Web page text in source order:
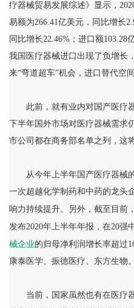
疗器械贸易发展综述》显示，
易额为266.41亿美元，同比增长
同比增长22.46%；进口额103.28
我国医疗器械进口出现了负增长
来“弯道超车”机会，进口替代空间
此前，就有业内对国产医疗器
下半年国外市场对医疗器械需求
市公司都在商务部名单之列，这
从今年上半年国产医疗器械
一次超越化学制药和中药的龙头
响力持续提升。另外，截至目前
发布2020年上半年年报，在20强
械企业的归母净利润增长率超过
康泰医学、振德医疗、东方生物。
当前，国家虽然也有在医疗器